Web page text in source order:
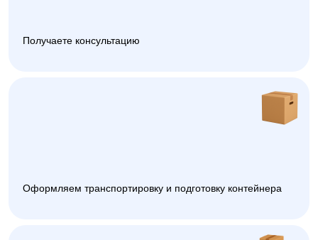
Получаете консультацию
Оформляем транспортировку и подготовку контейнера